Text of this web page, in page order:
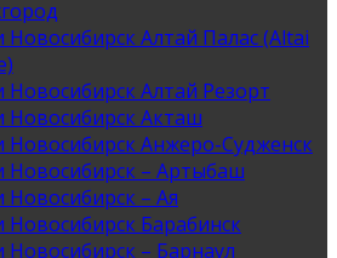
Новосибирск Алтай Палас (Altai
Новосибирск Алтай Резорт
Новосибирск Акташ
Новосибирск Анжеро-Судженск
Новосибирск – Артыбаш
Новосибирск – Ая
Новосибирск Барабинск
Новосибирск – Барнаул